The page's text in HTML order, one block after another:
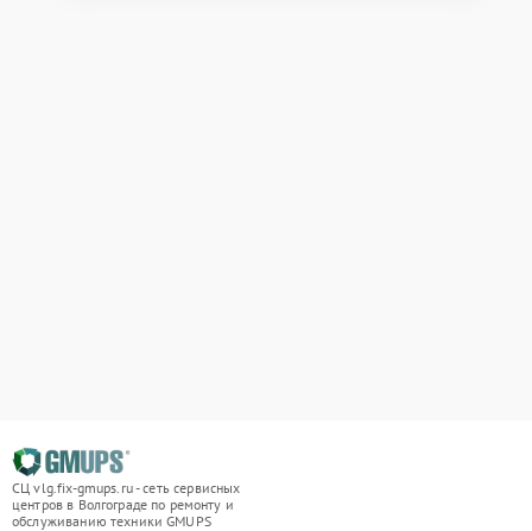
СЦ vlg.fix-gmups.ru - сеть сервисных
центров в Волгограде по ремонту и
обслуживанию техники GMUPS